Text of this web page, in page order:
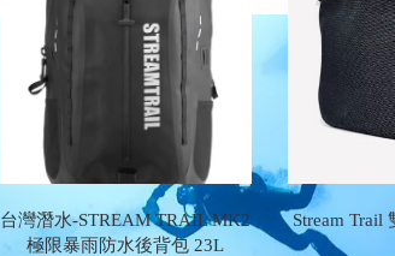
台灣潛水-STREAM TRAIL MK2
極限暴雨防水後背包 23L
Stream Trail